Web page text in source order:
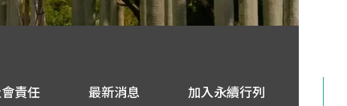
責任 最新消息 加入永續行列